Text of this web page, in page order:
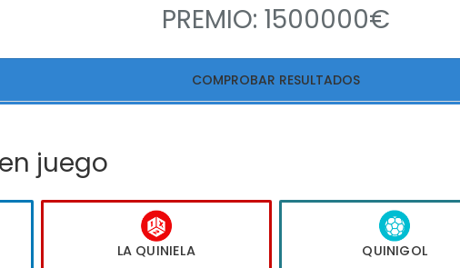
PREMIO: 1500000€
COMPROBAR RESULTADOS
juego
LA QUINIELA
QUINIGOL